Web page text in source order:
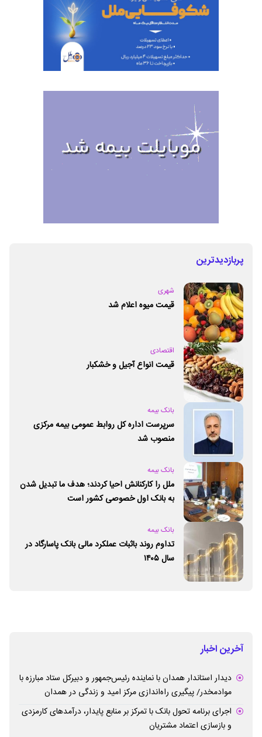
پربازدیدترین
شهری
قیمت میوه اعلام شد
اقتصادی
قیمت انواع آجیل و خشکبار
بانک بیمه
سرپرست اداره کل روابط عمومی بیمه مرکزی
منصوب شد
بانک بیمه
ملل را کارکنانش احیا کردند؛ هدف ما تبدیل شدن
به بانک اول خصوصی کشور است
بانک بیمه
تداوم روند باثبات عملکرد مالی بانک پاسارگاد در
سال ۱۴۰۵
آخرین اخبار
دیدار استاندار همدان با نماینده رئیس‌جمهور و دبیرکل ستاد مبارزه با
موادمخدر/ پیگیری راه‌اندازی مرکز امید و زندگی در همدان
اجرای برنامه تحول بانک با تمرکز بر منابع پایدار، درآمدهای کارمزدی
و بازسازی اعتماد مشتریان